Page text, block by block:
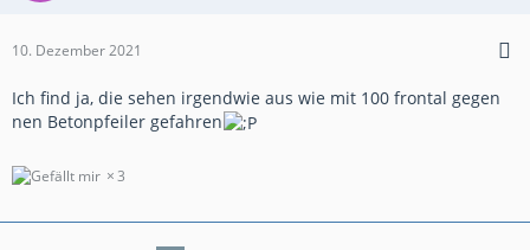
10. Dezember 2021
Ich find ja, die sehen irgendwie aus wie mit 100 frontal gegen
nen Betonpfeiler gefahren
3